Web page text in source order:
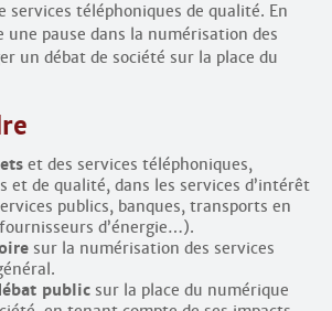
services téléphoniques de qualité. En
pause dans la numérisation des
un débat de société sur la place du
et des services téléphoniques,
et de qualité, dans les services d’intérêt
publics, banques, transports en
d’énergie…).
sur la numérisation des services
publicsur la place du numérique